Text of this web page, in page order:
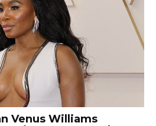
Venus Williams